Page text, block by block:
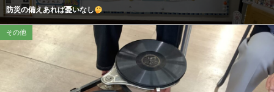
防災の備えあれば憂いなし
その他